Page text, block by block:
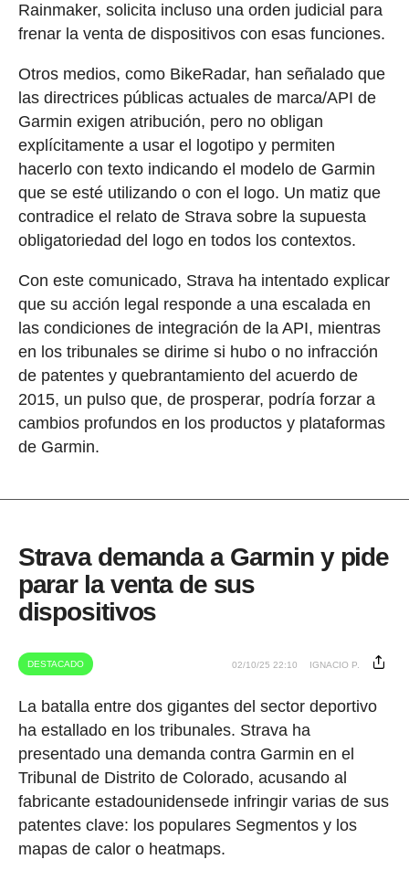
Rainmaker, solicita incluso una orden judicial para
frenar la venta de dispositivos con esas funciones.
Otros medios, como BikeRadar, han señalado que
las directrices públicas actuales de marca/API de
Garmin exigen atribución, pero no obligan
explícitamente a usar el logotipo y permiten
hacerlo con texto indicando el modelo de Garmin
que se esté utilizando o con el logo. Un matiz que
contradice el relato de Strava sobre la supuesta
obligatoriedad del logo en todos los contextos.
Con este comunicado, Strava ha intentado explicar
que su acción legal responde a una escalada en
las condiciones de integración de la API, mientras
en los tribunales se dirime si hubo o no infracción
de patentes y quebrantamiento del acuerdo de
2015, un pulso que, de prosperar, podría forzar a
cambios profundos en los productos y plataformas
de Garmin.
Strava demanda a Garmin y pide
parar la venta de sus
dispositivos
DESTACADO 02/10/25 22:10 IGNACIO P.
La batalla entre dos gigantes del sector deportivo
ha estallado en los tribunales. Strava ha
presentado una demanda contra Garmin en el
Tribunal de Distrito de Colorado, acusando al
fabricante estadounidensede infringir varias de sus
patentes clave: los populares Segmentos y los
mapas de calor o heatmaps.